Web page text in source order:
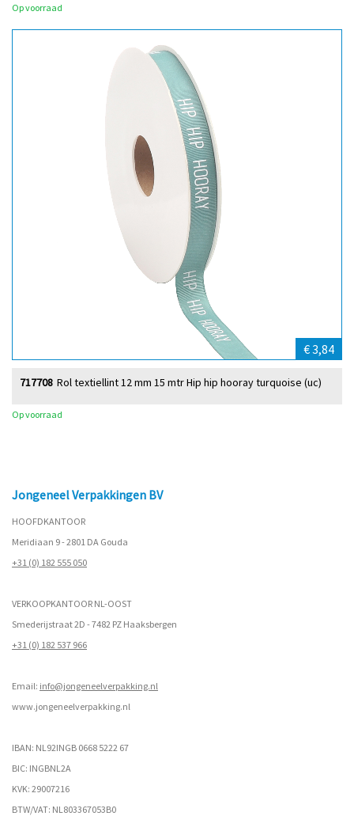
Op voorraad
€ 3,84
Rol textiellint 12 mm 15 mtr Hip hip hooray turquoise (uc)
717708
Op voorraad
Jongeneel Verpakkingen BV
HOOFDKANTOOR
Meridiaan 9 - 2801 DA Gouda
+31 (0) 182 555 050
VERKOOPKANTOOR NL-OOST
Smederijstraat 2D - 7482 PZ Haaksbergen
+31 (0) 182 537 966
Email: info@jongeneelverpakking.nl
www.jongeneelverpakking.nl
IBAN: NL92INGB 0668 5222 67
BIC: INGBNL2A
KVK: 29007216
BTW/VAT: NL803367053B0